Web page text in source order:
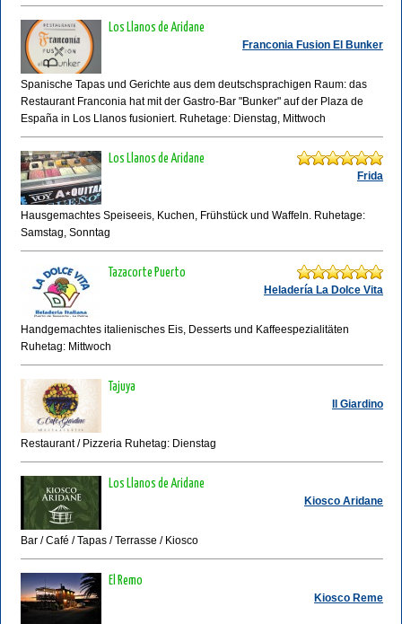
Franconia Fusion El Bunker
Los Llanos de Aridane
Spanische Tapas und Gerichte aus dem deutschsprachigen Raum: das
Restaurant Franconia hat mit der Gastro-Bar "Bunker" auf der Plaza de
España in Los Llanos fusioniert. Ruhetage: Dienstag, Mittwoch
Frida
Los Llanos de Aridane
Hausgemachtes Speiseeis, Kuchen, Frühstück und Waffeln. Ruhetage:
Samstag, Sonntag
Heladería La Dolce Vita
Tazacorte Puerto
Handgemachtes italienisches Eis, Desserts und Kaffeespezialitäten
Ruhetag: Mittwoch
Il Giardino
Tajuya
Restaurant / Pizzeria Ruhetag: Dienstag
Kiosco Aridane
Los Llanos de Aridane
Bar / Café / Tapas / Terrasse / Kiosco
Kiosco Reme
El Remo